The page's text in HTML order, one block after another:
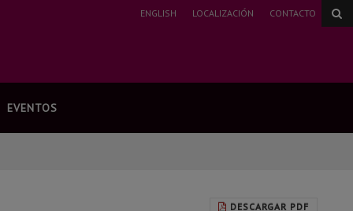
ENGLISH LOCALIZACIÓN CONTACTO
EVENTOS
DESCARGAR PDF